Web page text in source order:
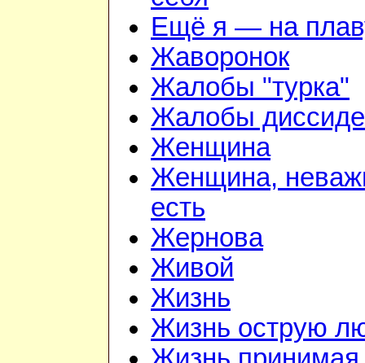
Ещё я — на
Жаворонок
Жалобы "турка"
Жалобы
Женщина
Женщина,
есть
Жернова
Живой
Жизнь
Жизнь острую